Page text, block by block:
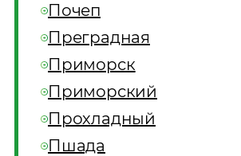
Почеп
Преградная
Приморск
Приморский
Прохладный
Пшада